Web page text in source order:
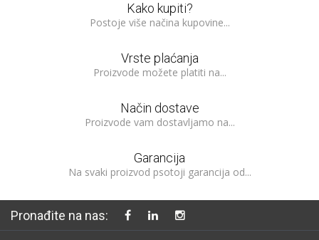
Kako kupiti?
Postoje više načina kupovine...
Vrste plaćanja
Proizvode možete platiti na...
Način dostave
Proizvode vam dostavljamo na...
Garancija
Na svaki proizvod psotoji garancija od...
Pronađite na nas: